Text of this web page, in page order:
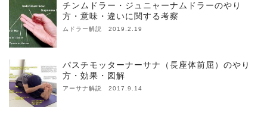
チンムドラー・ジュニャーナムドラーのやり
方・意味・違いに関する考察
ムドラー解説 2019.2.19
パスチモッターナーサナ（長座体前屈）のやり
方・効果・図解
アーサナ解説 2017.9.14